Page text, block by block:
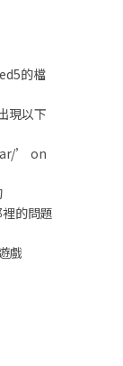
的檔
現以下
’ on
的問題
戲